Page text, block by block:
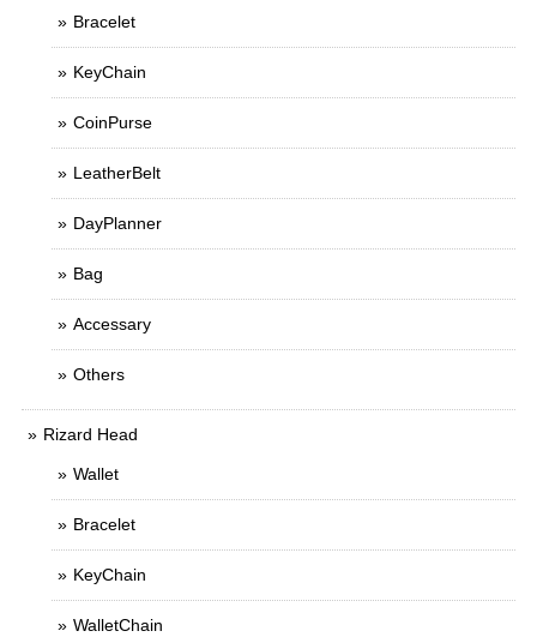
Bracelet
KeyChain
CoinPurse
LeatherBelt
DayPlanner
Bag
Accessary
Others
Rizard Head
Wallet
Bracelet
KeyChain
WalletChain